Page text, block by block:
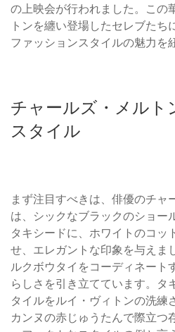
の上映会が行われました。この
トンを纏い登場したセレブた
ファッションスタイルの魅力を
チャールズ・メルト
スタイル
まず注目すべきは、俳優のチャ
は、シックなブラックのショー
タキシードに、ホワイトのコッ
せ、エレガントな印象を与えま
ルクボウタイをコーディネート
らしさを引き立てています。タ
タイルをルイ・ヴィトンの洗練
カンヌの赤じゅうたんで際立つ